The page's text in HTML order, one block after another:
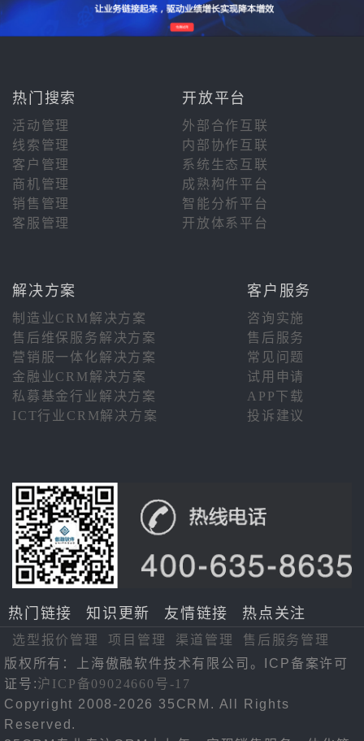
热门搜索 开放平台
活动管理
外部合作互联
线索管理
内部协作互联
客户管理
系统生态互联
商机管理
成熟构件平台
销售管理
智能分析平台
客服管理
开放体系平台
解决方案 客户服务
制造业CRM解决方案
咨询实施
售后维保服务解决方案
售后服务
营销服一体化解决方案
常见问题
金融业CRM解决方案
试用申请
私募基金行业解决方案
APP下载
ICT行业CRM解决方案
投诉建议
热门链接 知识更新 友情链接 热点关注
选型报价管理 项目管理 渠道管理
售后服务管理
版权所有：上海傲融软件技术有限公司。ICP备案许可
证号:沪ICP备09024660号-17
Copyright 2008-2026 35CRM. All Rights
Reserved.